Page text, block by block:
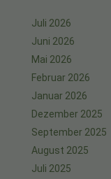
Juli 2026
Juni 2026
Mai 2026
Februar 2026
Januar 2026
Dezember 2025
September 2025
August 2025
Juli 2025